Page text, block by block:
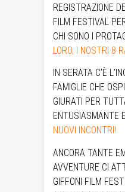
REGISTRAZIONE
FILM FESTIVAL
CHI SONO I
LORO, I NOSTRI 8
IN SERATA C’È
FAMIGLIE CHE
GIURATI PER
ENTUSIASMANTE
NUOVI INCONTRI!
ANCORA TANTE
AVVENTURE CI
GIFFONI FILM